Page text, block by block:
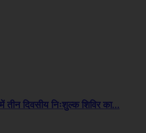
तीन दिवसीय निःशुल्क शिविर का...